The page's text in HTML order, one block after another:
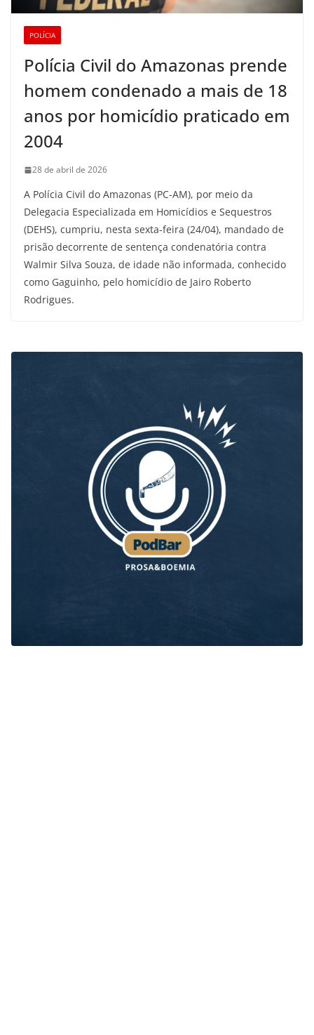
POLÍCIA
Polícia Civil do Amazonas prende
homem condenado a mais de 18
anos por homicídio praticado em
2004
28 de abril de 2026
A Polícia Civil do Amazonas (PC-AM), por meio da
Delegacia Especializada em Homicídios e Sequestros
(DEHS), cumpriu, nesta sexta-feira (24/04), mandado de
prisão decorrente de sentença condenatória contra
Walmir Silva Souza, de idade não informada, conhecido
como Gaguinho, pelo homicídio de Jairo Roberto
Rodrigues.